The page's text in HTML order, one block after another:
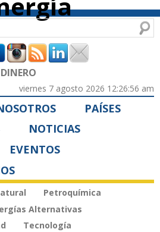
búsqueda
DINERO
viernes 7 agosto 2026 12:26:56 am
PAÍSES
NOTICIAS
EVENTOS
Petroquímica
Alternativas
Tecnología